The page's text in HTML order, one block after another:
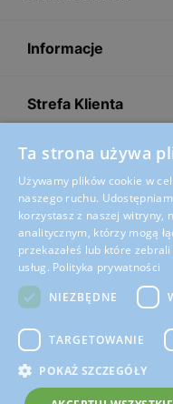
Informacje
Strefa Klienta
Porady
Regulamin sklepu Polityka
Ta strona używa
Używamy plików cookie w
naszego ruchu.
korzystasz z naszej witryny,
analitycznym, którzy mogą
przekazałeś lub które
usług. Polityka prywatności
NIEZBĘDNE
TARGETOWANIE
POKAŻ SZCZEGÓŁY